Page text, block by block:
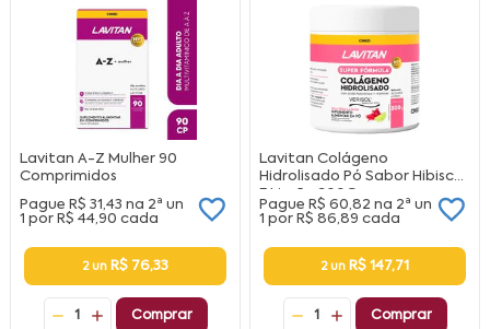
Lavitan A-Z Mulher 90
Comprimidos
Pague R$ 31,43 na 2ª un
1 por R$ 44,90 cada
2 un R$ 76,33
1 Comprar
Lavitan Colágeno
Hidrolisado Pó Sabor Hibisco
E Limão 300G
Pague R$ 60,82 na 2ª un
1 por R$ 86,89 cada
2 un R$ 147,71
1 Comprar